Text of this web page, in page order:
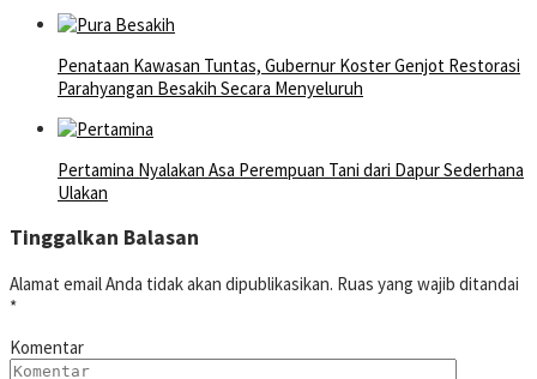
Penataan Kawasan Tuntas, Gubernur Koster Genjot Restorasi
Parahyangan Besakih Secara Menyeluruh
Pertamina Nyalakan Asa Perempuan Tani dari Dapur Sederhana
Ulakan
Tinggalkan Balasan
Alamat email Anda tidak akan dipublikasikan. Ruas yang wajib ditandai
*
Komentar